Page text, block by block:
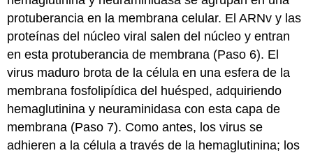
protuberancia en la membrana celular. El ARNv y las
proteínas del núcleo viral salen del núcleo y entran
en esta protuberancia de membrana (Paso 6). El
virus maduro brota de la célula en una esfera de la
membrana fosfolipídica del huésped, adquiriendo
hemaglutinina y neuraminidasa con esta capa de
membrana (Paso 7). Como antes, los virus se
adhieren a la célula a través de la hemaglutinina; los